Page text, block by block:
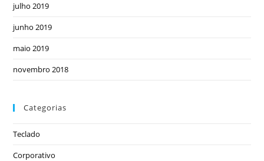
julho 2019
junho 2019
maio 2019
novembro 2018
Categorias
Teclado
Corporativo